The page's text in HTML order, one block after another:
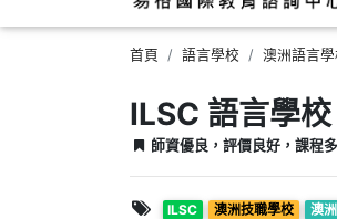
首頁 語言學校 澳洲語言
ILSC 語言學校
師資優良，評價良好，課程
ILSC 澳洲技職學校 澳